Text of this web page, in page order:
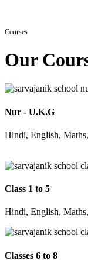
Courses
Our
Nur - U.K.G
Hindi, English,
Class 1 to 5
Hindi, English,
Classes 6 to 8